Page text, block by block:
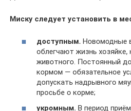
Миску следует установить в
доступным. Новомодные
облегчают жизнь
животного. Постоянный
кормом — обязательное
допускать надрывного
просьбе о корме;
укромным. В период